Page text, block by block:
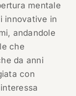
mentale
innovative in
andandole
che
da anni
con